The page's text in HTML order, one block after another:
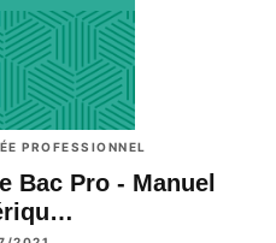
PROFESSIONNEL
Bac Pro - Manuel